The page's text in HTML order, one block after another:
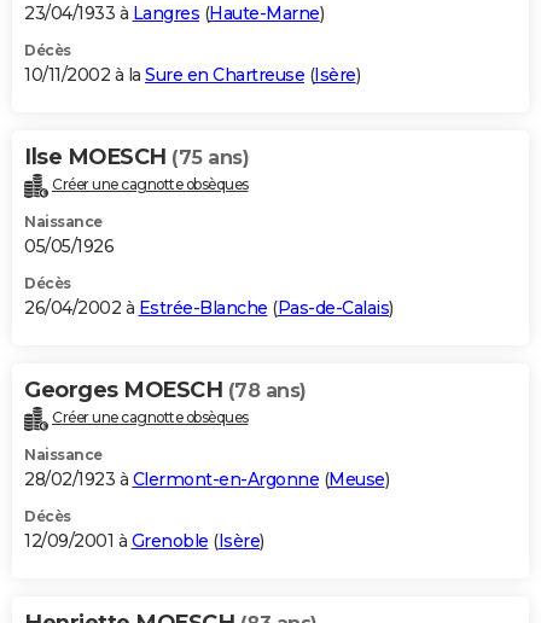
23/04/1933 à Langres (Haute-Marne)
Décès
10/11/2002 à la Sure en Chartreuse (Isère)
Ilse MOESCH (75 ans)
Créer une cagnotte obsèques
Naissance
05/05/1926
Décès
26/04/2002 à Estrée-Blanche (Pas-de-Calais)
Georges MOESCH (78 ans)
Créer une cagnotte obsèques
Naissance
28/02/1923 à Clermont-en-Argonne (Meuse)
Décès
12/09/2001 à Grenoble (Isère)